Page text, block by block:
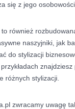
się z jego
również
naszyjniki, jak
do stylizacji
różnych stylizacji.
zwracamy uwagę